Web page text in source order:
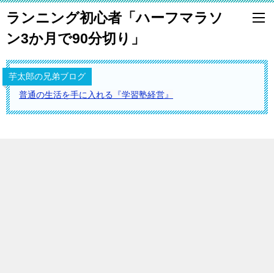
ランニング初心者「ハーフマラソ
ン3か月で90分切り」
芋太郎の兄弟ブログ
普通の生活を手に入れる『学習塾経営』